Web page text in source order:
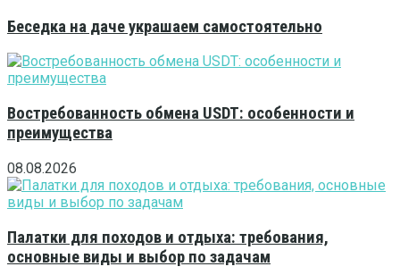
Беседка на даче украшаем самостоятельно
Востребованность обмена USDT: особенности и
преимущества
08.08.2026
Палатки для походов и отдыха: требования,
основные виды и выбор по задачам